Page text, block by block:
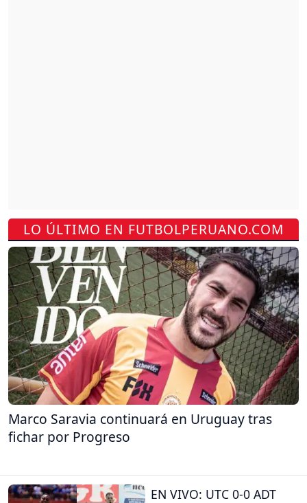
LO ÚLTIMO EN FUTBOLPERUANO.COM
Marco Saravia continuará en Uruguay tras
fichar por Progreso
EN VIVO: UTC 0-0 ADT